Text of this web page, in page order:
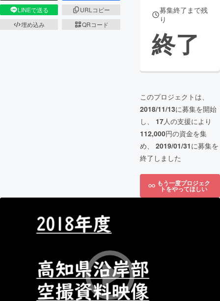
LINEで送る
URLコピー
埋め込み
QRコード
募集終了まで残
り
終了
このプロジェクトは、
2018/11/13に募集を開始
し、 17人の支援により
112,000円の資金を集
め、 2019/01/31に募集を
終了しました
もう一度プロジェク
トをやってほしい